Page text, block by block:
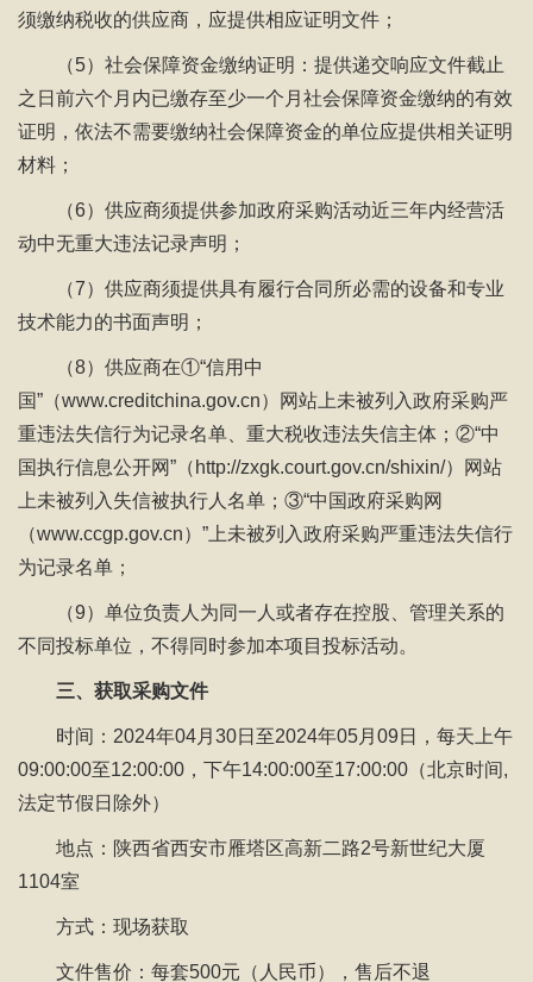
须缴纳税收的供应商，应提供相应证明文件；
（5）社会保障资金缴纳证明：提供递交响应文件截止
之日前六个月内已缴存至少一个月社会保障资金缴纳的有效
证明，依法不需要缴纳社会保障资金的单位应提供相关证明
材料；
（6）供应商须提供参加政府采购活动近三年内经营活
动中无重大违法记录声明；
（7）供应商须提供具有履行合同所必需的设备和专业
技术能力的书面声明；
（8）供应商在①“信用中
国”（www.creditchina.gov.cn）网站上未被列入政府采购严
重违法失信行为记录名单、重大税收违法失信主体；②“中
国执行信息公开网”（http://zxgk.court.gov.cn/shixin/）网站
上未被列入失信被执行人名单；③“中国政府采购网
（www.ccgp.gov.cn）”上未被列入政府采购严重违法失信行
为记录名单；
（9）单位负责人为同一人或者存在控股、管理关系的
不同投标单位，不得同时参加本项目投标活动。
三、获取采购文件
时间：2024年04月30日至2024年05月09日，每天上午
09:00:00至12:00:00，下午14:00:00至17:00:00（北京时间,
法定节假日除外）
地点：陕西省西安市雁塔区高新二路2号新世纪大厦
1104室
方式：现场获取
文件售价：每套500元（人民币），售后不退